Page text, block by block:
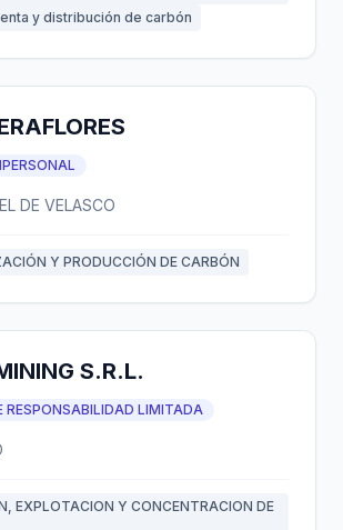
y distribución de carbón
DE VELASCO
Y PRODUCCIÓN DE CARBÓN
S.R.L.
RESPONSABILIDAD LIMITADA
EXPLOTACION Y CONCENTRACION DE